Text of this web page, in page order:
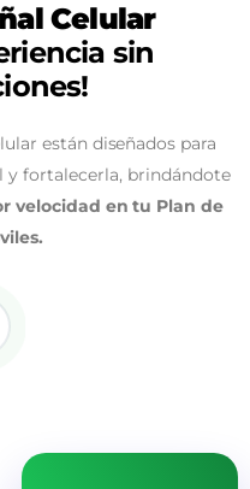
Celular
sin
están diseñados para
y fortalecerla, brindándote
velocidad en tu Plan de